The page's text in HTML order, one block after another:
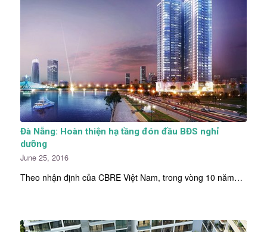
Đà Nẵng: Hoàn thiện hạ tầng đón đầu BĐS nghỉ
dưỡng
June 25, 2016
Theo nhận định của CBRE Việt Nam, trong vòng 10 năm…